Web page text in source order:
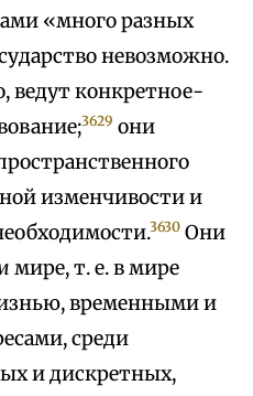
«много разных
невозможно.
ведут конкретное-
3629 они
изменчивости и
3630 Они
мире, т. е. в мире
временными и
среди
и дискретных,